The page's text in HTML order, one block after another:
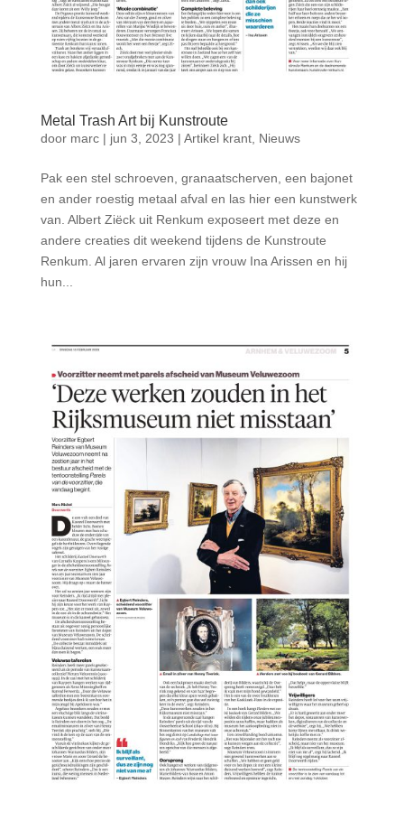
Metal Trash Art bij Kunstroute
door marc| jun 3, 2023 | Artikel krant, Nieuws
Pak een stel schroeven, granaatscherven, een bajonet
en ander roestig metaal afval en las hier een kunstwerk
van. Albert Ziëck uit Renkum exposeert met deze en
andere creaties dit weekend tijdens de Kunstroute
Renkum. Al jaren ervaren zijn vrouw Ina Arissen en hij
hun...